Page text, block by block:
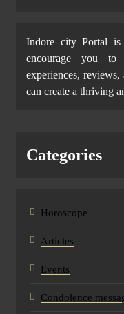
Indore city Portal is
encourage you
experiences,
can create a thriving
Categories
Horoscope
Articles
Events
Condolence